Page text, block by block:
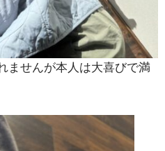
ませんが本人は大喜びで満